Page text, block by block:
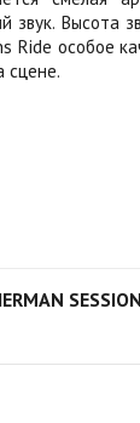
Высота
Ride особое
сцене.